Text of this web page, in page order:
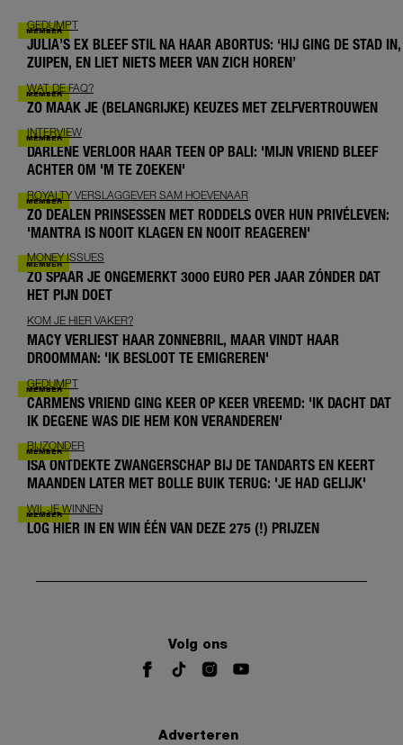
GEDUMPT
JULIA’S EX BLEEF STIL NA HAAR ABORTUS: ‘HIJ GING DE STAD IN,
ZUIPEN, EN LIET NIETS MEER VAN ZICH HOREN’
WAT DE FAQ?
ZO MAAK JE (BELANGRIJKE) KEUZES MET ZELFVERTROUWEN
INTERVIEW
DARLENE VERLOOR HAAR TEEN OP BALI: 'MIJN VRIEND BLEEF
ACHTER OM 'M TE ZOEKEN'
ROYALTY VERSLAGGEVER SAM HOEVENAAR
ZO DEALEN PRINSESSEN MET RODDELS OVER HUN PRIVÉLEVEN:
'MANTRA IS NOOIT KLAGEN EN NOOIT REAGEREN'
MONEY ISSUES
ZO SPAAR JE ONGEMERKT 3000 EURO PER JAAR ZÓNDER DAT
HET PIJN DOET
KOM JE HIER VAKER?
MACY VERLIEST HAAR ZONNEBRIL, MAAR VINDT HAAR
DROOMMAN: 'IK BESLOOT TE EMIGREREN'
GEDUMPT
CARMENS VRIEND GING KEER OP KEER VREEMD: 'IK DACHT DAT
IK DEGENE WAS DIE HEM KON VERANDEREN'
BIJZONDER
ISA ONTDEKTE ZWANGERSCHAP BIJ DE TANDARTS EN KEERT
MAANDEN LATER MET BOLLE BUIK TERUG: 'JE HAD GELIJK'
WIL JE WINNEN
LOG HIER IN EN WIN ÉÉN VAN DEZE 275 (!) PRIJZEN
Volg ons
Adverteren